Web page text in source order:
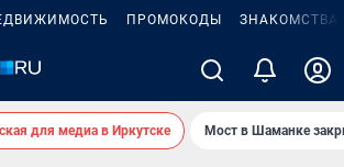
ПРОМОКОДЫ ЗНАКОМСТВА
для медиа в Иркутске Мост в Шаманке